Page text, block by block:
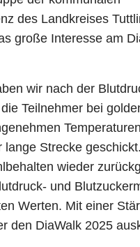
des Landkreises
große Interesse am
wir nach der
Teilnehmer bei
lange Strecke
wieder
und
Werten. Mit einer
den DiaWalk 2025